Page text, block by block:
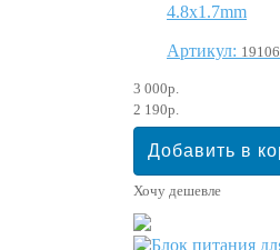
4.8x1.7mm
Артикул: 19106
3 000р.
2 190р.
Хочу дешевле